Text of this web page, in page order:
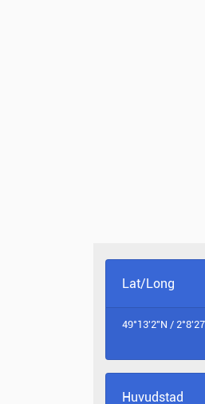
Lat/Long
49°13'2"N /
Huvudstad